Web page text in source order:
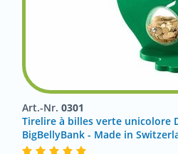
Art.-Nr. 0301
Tirelire à billes verte unicolore
BigBellyBank - Made in